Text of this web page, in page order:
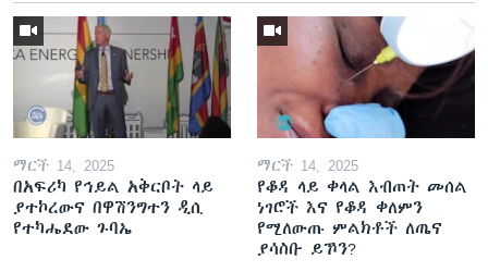
ማርች 14, 2025
በአፍሪካ የኅይል አቅርቦት ላይ
ያተኮረውና በዋሽንግተን ዲሲ
የተካሔደው ጉባኤ
ማርች 14, 2025
የቆዳ ላይ ቀላል እብጠት መሰል
ነገሮች እና የቆዳ ቀለምን
የሚለውጡ ምልክቶች ለጤና
ያሳስቡ ይኾን?